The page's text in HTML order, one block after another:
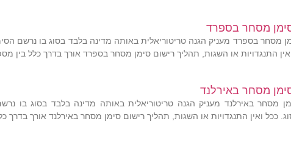
מסחר בספרד
מסחר בספרד מעניק הגנה טריטוריאלית באותה מדינה בלבד בסוג בו נרשם
התנגדויות או השגות, תהליך רישום סימן מסחר בספרד אורך בדרך כלל בין
מסחר באירלנד
מסחר באירלנד מעניק הגנה טריטוריאלית באותה מדינה בלבד בסוג בו
ככל ואין התנגדויות או השגות, תהליך רישום סימן מסחר באירלנד אורך בדרך